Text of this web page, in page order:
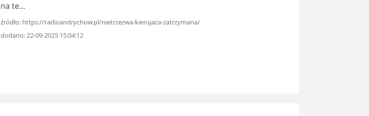
na te...
źródło: https://radioandrychow.pl/nietrzezwa-kierujaca-zatrzymana/
dodano: 22-09-2025 15:04:12